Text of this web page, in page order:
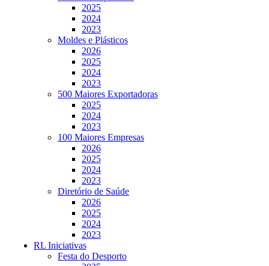
2025
2024
2023
Moldes e Plásticos
2026
2025
2024
2023
500 Maiores Exportadoras
2025
2024
2023
100 Maiores Empresas
2026
2025
2024
2023
Diretório de Saúde
2026
2025
2024
2023
RL Iniciativas
Festa do Desporto